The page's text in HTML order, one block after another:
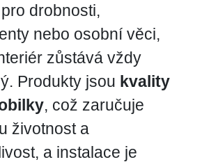
drobnosti,
nebo osobní věci,
zůstává vždy
Produkty jsou kvality
, což zaručuje
životnost a
a instalace je